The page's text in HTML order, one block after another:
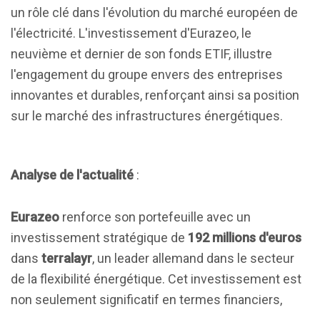
un rôle clé dans l'évolution du marché européen de
l'électricité. L'investissement d'Eurazeo, le
neuvième et dernier de son fonds ETIF, illustre
l'engagement du groupe envers des entreprises
innovantes et durables, renforçant ainsi sa position
sur le marché des infrastructures énergétiques.
Analyse de l'actualité :
Eurazeo renforce son portefeuille avec un
investissement stratégique de 192 millions d'euros
dans terralayr, un leader allemand dans le secteur
de la flexibilité énergétique. Cet investissement est
non seulement significatif en termes financiers,